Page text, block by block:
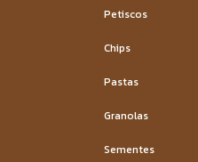
Petiscos
Chips
Pastas
Granolas
Sementes